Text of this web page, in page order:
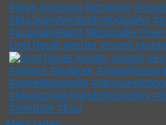
Und heute wieder visuell